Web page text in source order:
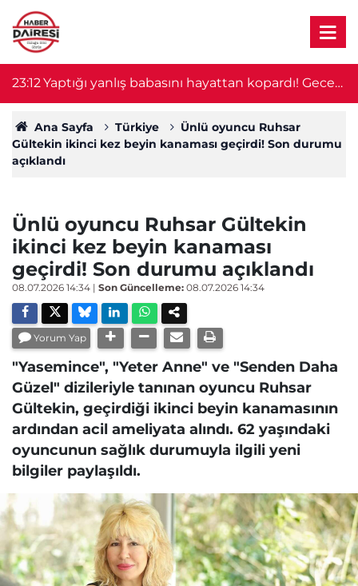
23:12Yaptığı yanlış babasını hayattan kopardı! Gece
nöbeti kabusa döndü
Ana Sayfa Türkiye
Ünlü oyuncu Ruhsar
Gültekin ikinci kez beyin kanaması geçirdi! Son durumu
açıklandı
Ünlü oyuncu Ruhsar Gültekin
ikinci kez beyin kanaması
geçirdi! Son durumu açıklandı
08.07.2026 14:34 | Son Güncelleme: 08.07.2026 14:34
Yorum Yap
"Yasemince", "Yeter Anne" ve "Senden Daha
Güzel" dizileriyle tanınan oyuncu Ruhsar
Gültekin, geçirdiği ikinci beyin kanamasının
ardından acil ameliyata alındı. 62 yaşındaki
oyuncunun sağlık durumuyla ilgili yeni
bilgiler paylaşıldı.